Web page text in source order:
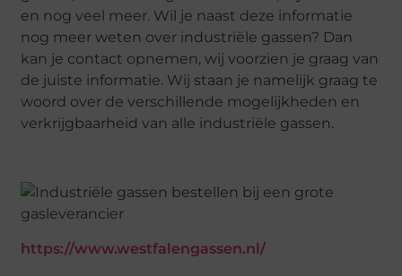
en nog veel meer. Wil je naast deze informatie
nog meer weten over industriële gassen? Dan
kan je contact opnemen, wij voorzien je graag van
de juiste informatie. Wij staan je namelijk graag te
woord over de verschillende mogelijkheden en
verkrijgbaarheid van alle industriële gassen.
https://www.westfalengassen.nl/